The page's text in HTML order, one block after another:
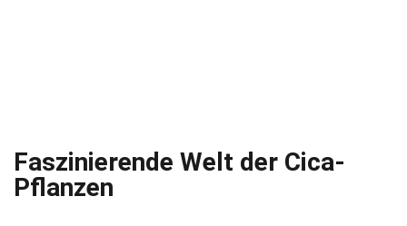
Faszinierende Welt der Cica-
Pflanzen